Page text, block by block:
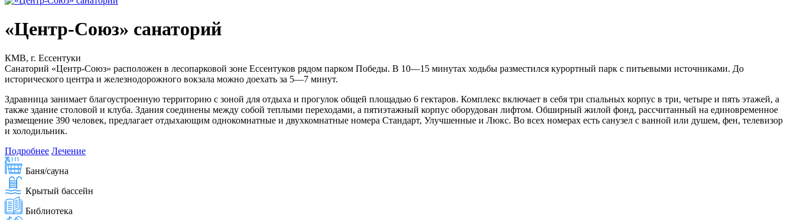
«Центр-Союз» санаторий
КМВ, г. Ессентуки
Санаторий «Центр-Союз» расположен в лесопарковой зоне Ессентуков рядом парком Победы. В 10—15 минутах ходьбы разместился курортный парк с питьевыми источниками. До
исторического центра и железнодорожного вокзала можно доехать за 5—7 минут.
Здравница занимает благоустроенную территорию с зоной для отдыха и прогулок общей площадью 6 гектаров. Комплекс включает в себя три спальных корпус в три, четыре и пять этажей, а
также здание столовой и клуба. Здания соединены между собой теплыми переходами, а пятиэтажный корпус оборудован лифтом. Обширный жилой фонд, рассчитанный на единовременное
размещение 390 человек, предлагает отдыхающим однокомнатные и двухкомнатные номера Стандарт, Улучшенные и Люкс. Во всех номерах есть санузел с ванной или душем, фен, телевизор
и холодильник.
Подробнее Лечение
Баня/сауна
Крытый бассейн
Библиотека